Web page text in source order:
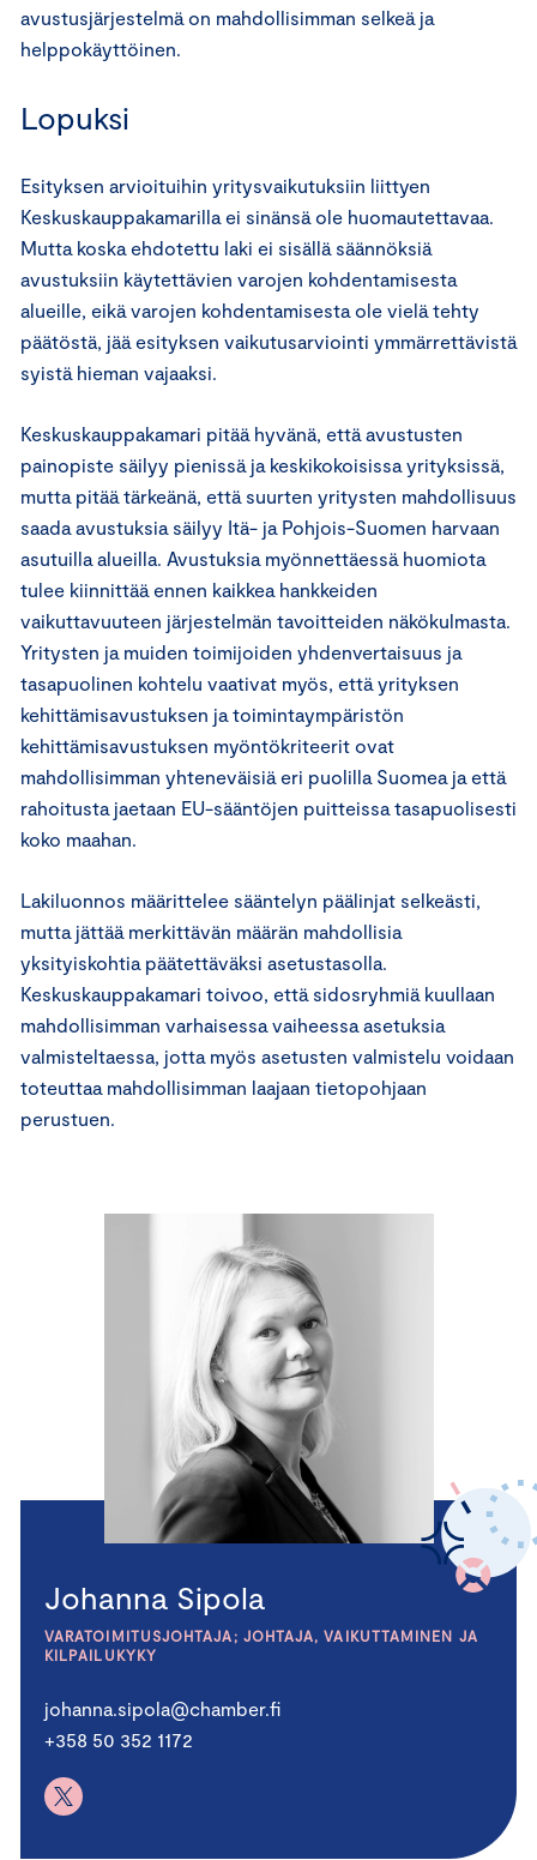
avustusjärjestelmä on mahdollisimman selkeä ja
helppokäyttöinen.
Lopuksi
Esityksen arvioituihin yritysvaikutuksiin liittyen
Keskuskauppakamarilla ei sinänsä ole huomautettavaa.
Mutta koska ehdotettu laki ei sisällä säännöksiä
avustuksiin käytettävien varojen kohdentamisesta
alueille, eikä varojen kohdentamisesta ole vielä tehty
päätöstä, jää esityksen vaikutusarviointi ymmärrettävistä
syistä hieman vajaaksi.
Keskuskauppakamari pitää hyvänä, että avustusten
painopiste säilyy pienissä ja keskikokoisissa yrityksissä,
mutta pitää tärkeänä, että suurten yritysten mahdollisuus
saada avustuksia säilyy Itä- ja Pohjois-Suomen harvaan
asutuilla alueilla. Avustuksia myönnettäessä huomiota
tulee kiinnittää ennen kaikkea hankkeiden
vaikuttavuuteen järjestelmän tavoitteiden näkökulmasta.
Yritysten ja muiden toimijoiden yhdenvertaisuus ja
tasapuolinen kohtelu vaativat myös, että yrityksen
kehittämisavustuksen ja toimintaympäristön
kehittämisavustuksen myöntökriteerit ovat
mahdollisimman yhteneväisiä eri puolilla Suomea ja että
rahoitusta jaetaan EU-sääntöjen puitteissa tasapuolisesti
koko maahan.
Lakiluonnos määrittelee sääntelyn päälinjat selkeästi,
mutta jättää merkittävän määrän mahdollisia
yksityiskohtia päätettäväksi asetustasolla.
Keskuskauppakamari toivoo, että sidosryhmiä kuullaan
mahdollisimman varhaisessa vaiheessa asetuksia
valmisteltaessa, jotta myös asetusten valmistelu voidaan
toteuttaa mahdollisimman laajaan tietopohjaan
perustuen.
Johanna Sipola
VARATOIMITUSJOHTAJA; JOHTAJA, VAIKUTTAMINEN JA
KILPAILUKYKY
johanna.sipola@chamber.fi
+358 50 352 1172